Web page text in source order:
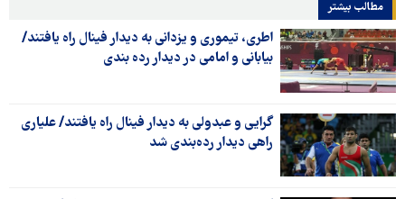
مطالب بیشتر
اطری، تیموری و یزدانی به دیدار فینال راه یافتند/
بیابانی و امامی در دیدار رده بندی
گرایی و عبدولی به دیدار فینال راه یافتند/ علیاری
راهی دیدار رده‌بندی شد